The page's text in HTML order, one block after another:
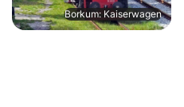
Borkum: Kaiserwagen